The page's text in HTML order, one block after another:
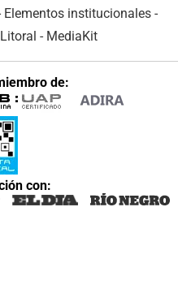
Elementos institucionales -
- MediaKit
de:
con: